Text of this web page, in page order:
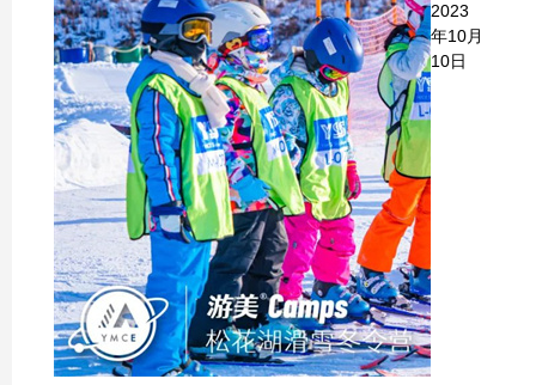
2023
年10月
10日